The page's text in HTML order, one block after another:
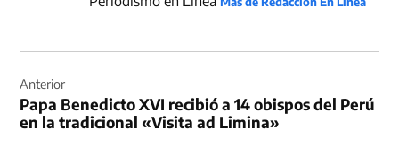
de
entradas
Anterior
Papa Benedicto XVI recibió a 14 obispos del Perú
en la tradicional «Visita ad Limina»